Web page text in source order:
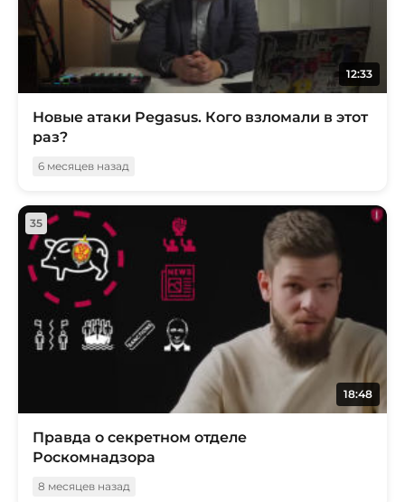
12:33
Новые атаки Pegasus. Кого взломали в этот
раз?
6 месяцев назад
35
18:48
Правда о секретном отделе
Роскомнадзора
8 месяцев назад